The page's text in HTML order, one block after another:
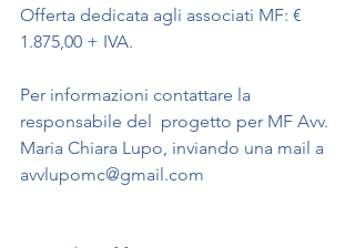
Offerta dedicata agli associati MF: €
1.875,00 + IVA.
Per informazioni contattare la
responsabile del  progetto per MF Avv.
Maria Chiara Lupo, inviando una mail a
avvlupomc@gmail.com